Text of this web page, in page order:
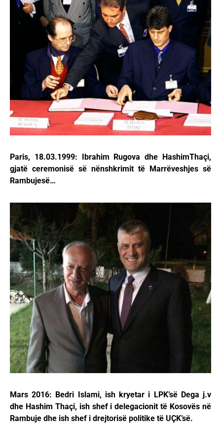
Paris, 18.03.1999: Ibrahim Rugova dhe HashimThaçi,
gjatë ceremonisë së nënshkrimit të Marrëveshjes së
Rambujesë…
Mars 2016: Bedri Islami, ish kryetar i LPK’së Dega j.v
dhe Hashim Thaçi, ish shef i delegacionit të Kosovës në
Rambuje dhe ish shef i drejtorisë politike të UҪK’së.